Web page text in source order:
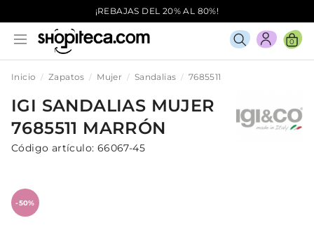
¡REBAJAS DEL 20% AL 80%!
0
Inicio Zapatos Mujer Sandalias 7685511
IGI SANDALIAS MUJER
7685511 MARRÓN
Código artículo: 66067-45
-50%